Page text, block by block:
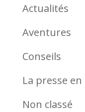
Actualités
Aventures
Conseils
La presse
Non classé